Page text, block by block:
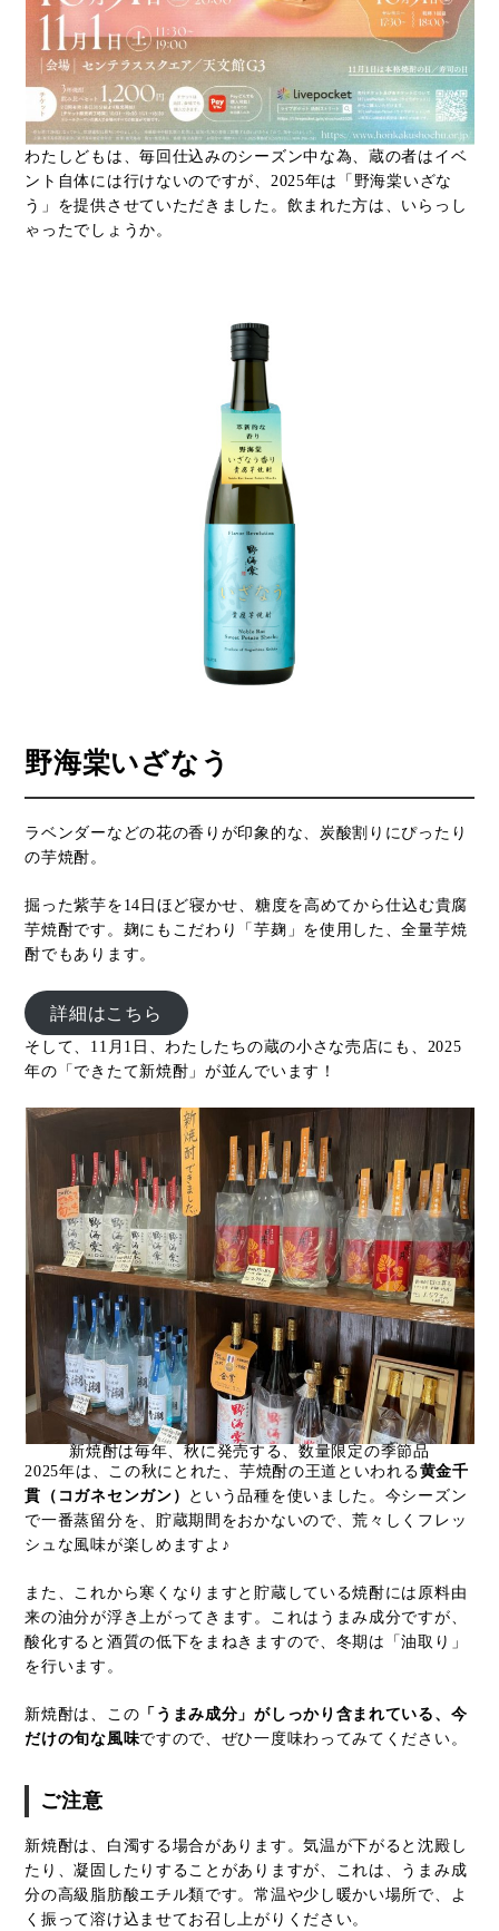
わたしどもは、毎回仕込みのシーズン中な為、蔵の者はイベ
ント自体には行けないのですが、2025年は「野海棠いざな
う」を提供させていただきました。飲まれた方は、いらっし
ゃったでしょうか。
野海棠いざなう
ラベンダーなどの花の香りが印象的な、炭酸割りにぴったり
の芋焼酎。
掘った紫芋を14日ほど寝かせ、糖度を高めてから仕込む貴腐
芋焼酎です。麹にもこだわり「芋麹」を使用した、全量芋焼
酎でもあります。
詳細はこちら
そして、11月1日、わたしたちの蔵の小さな売店にも、2025
年の「できたて新焼酎」が並んでいます！
新焼酎は毎年、秋に発売する、数量限定の季節品
2025年は、この秋にとれた、芋焼酎の王道といわれる黄金千
貫（コガネセンガン）
という品種を使いました。今シーズン
で一番蒸留分を、貯蔵期間をおかないので、荒々しくフレッ
シュな風味が楽しめますよ♪
また、これから寒くなりますと貯蔵している焼酎には原料由
来の油分が浮き上がってきます。これはうまみ成分ですが、
酸化すると酒質の低下をまねきますので、冬期は「油取り」
を行います。
新焼酎は、この 「うまみ成分」がしっかり含まれている、今
だけの旬な風味ですので、ぜひ一度味わってみてください。
ご注意
新焼酎は、白濁する場合があります。気温が下がると沈殿し
たり、凝固したりすることがありますが、これは、うまみ成
分の高級脂肪酸エチル類です。常温や少し暖かい場所で、よ
く振って溶け込ませてお召し上がりください。